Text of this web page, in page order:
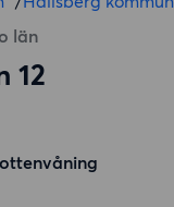
län
12